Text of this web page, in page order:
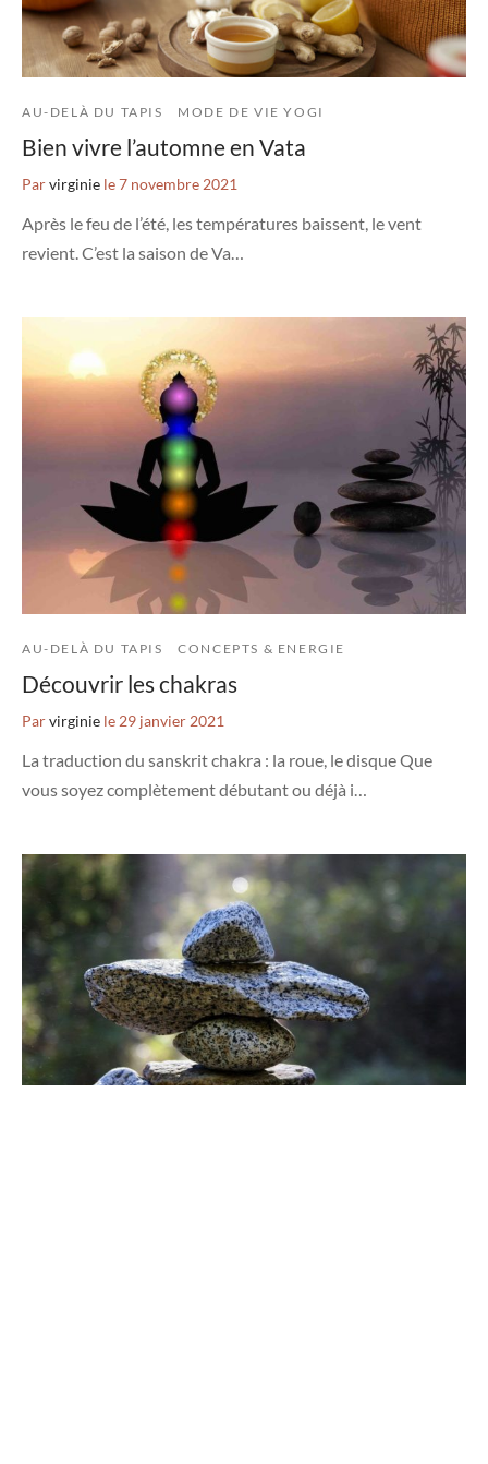
AU-DELÀ DU TAPIS MODE DE VIE YOGI
Bien vivre l’automne en Vata
Parvirginie le7 novembre 2021
Après le feu de l’été, les températures baissent, le vent
revient. C’est la saison de Va…
AU-DELÀ DU TAPIS CONCEPTS & ENERGIE
Découvrir les chakras
Parvirginie le 29 janvier 2021
La traduction du sanskrit chakra : la roue, le disque Que
vous soyez complètement débutant ou déjà i…